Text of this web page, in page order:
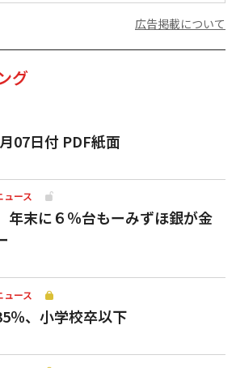
広告掲載について
グ
07日付 PDF紙面
ース
年末に６％台もーみずほ銀が金
ース
％、小学校卒以下